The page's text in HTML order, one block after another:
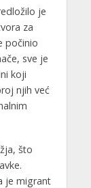
je
za
počinio
sve je
koji
njih već
što
je migrant